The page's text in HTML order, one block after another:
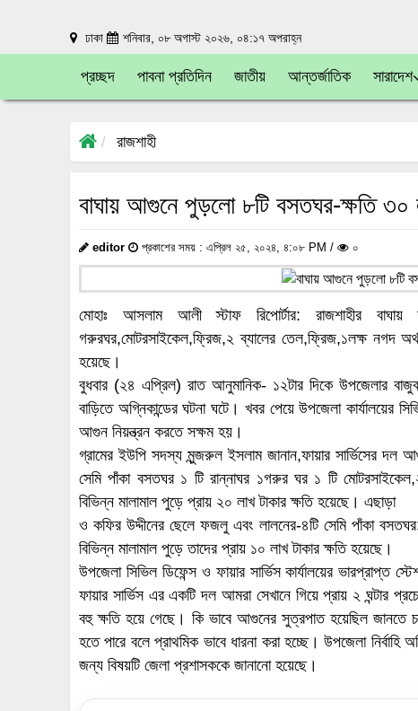
ঢাকা শনিবার, ০৮ অগাস্ট ২০২৬, ০৪:১৭ অপরাহ্ন
প্রচ্ছদ পাবনা প্রতিদিন জাতীয় আন্তর্জাতিক সারাদেশ
রাজশাহী
বাঘায় আগুনে পুড়লো ৮টি বসতঘর-ক্ষতি ৩০
editor প্রকাশের সময় : এপ্রিল ২৫, ২০২৪, ৪:০৮ PM / ০
মোহাঃ আসলাম আলী স্টাফ রিপোর্টার: রাজশাহীর
গরুরঘর,মোটরসাইকেল,ফ্রিজ,২ ব্যালের তেল,ফ্রিজ,১লক্ষ নগদ
হয়েছে।
বুধবার (২৪ এপ্রিল) রাত আনুমানিক- ১২টার দিকে উপজেলার
বাড়িতে অগ্নিকান্ডের ঘটনা ঘটে। খবর পেয়ে উপজেলা কার্যালয়ের
আগুন নিয়ন্ত্রন করতে সক্ষম হয়।
গ্রামের ইউপি সদস্য মুন্জরুল ইসলাম জানান,ফায়ার সার্ভিসের
সেমি পাঁকা বসতঘর ১ টি রান্নাঘর ১গরুর ঘর ১ টি
বিভিন্ন মালামাল পুড়ে প্রায় ২০ লাখ টাকার ক্ষতি হয়েছে। এছাড়া
ও কফির উদ্দীনের ছেলে ফজলু এবং লালনের-৪টি সেমি পাঁকা
বিভিন্ন মালামাল পুড়ে তাদের প্রায় ১০ লাখ টাকার ক্ষতি হয়েছে।
উপজেলা সিভিল ডিফেন্স ও ফায়ার সার্ভিস কার্যালয়ের ভারপ্রাপ্ত
ফায়ার সার্ভিস এর একটি দল আমরা সেখানে গিয়ে প্রায় ২ ঘন্টার
বহু ক্ষতি হয়ে গেছে। কি ভাবে আগুনের সুত্রপাত হয়েছিল জানতে
হতে পারে বলে প্রাথমিক ভাবে ধারনা করা হচ্ছে। উপজেলা
জন্য বিষয়টি জেলা প্রশাসককে জানানো হয়েছে।